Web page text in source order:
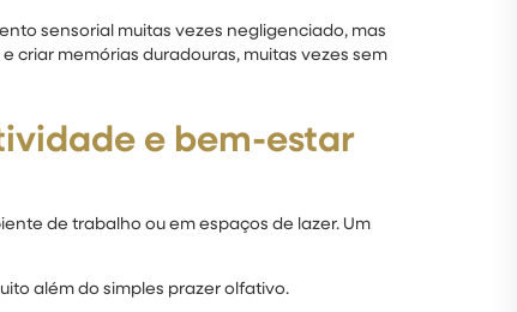
sensorial muitas vezes negligenciado, mas
memórias duradouras, muitas vezes sem
e bem-estar
de trabalho ou em espaços de lazer. Um
além do simples prazer olfativo.